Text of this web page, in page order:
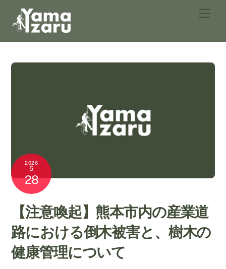
content
2026
5
28
【注意喚起】熊本市内の産業道
路における倒木被害と、樹木の
健康管理について